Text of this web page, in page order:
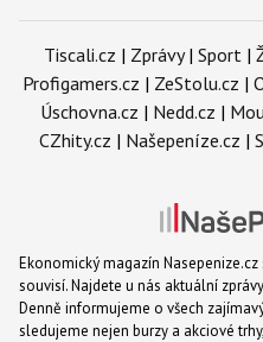
Tiscali.cz | Zprávy| Sport |
Profigamers.cz | ZeStolu.cz |
Úschovna.cz | Nedd.cz |
CZhity.cz | Našepeníze.cz |
Ekonomický magazín
souvisí. Najdete u nás aktuální
Denně informujeme o všech
sledujeme nejen burzy a akciové